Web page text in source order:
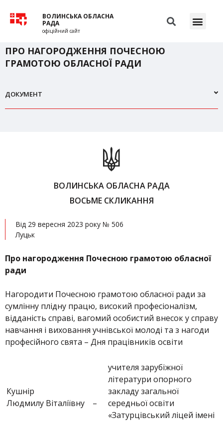
ВОЛИНСЬКА ОБЛАСНА
РАДА
офіційний сайт
ПРО НАГОРОДЖЕННЯ ПОЧЕСНОЮ
ГРАМОТОЮ ОБЛАСНОЇ РАДИ
ДОКУМЕНТ
ВОЛИНСЬКА ОБЛАСНА РАДА
ВОСЬМЕ СКЛИКАННЯ
Від 29 вересня 2023 року № 506
Луцьк
Про нагородження Почесною грамотою обласної
ради
Нагородити Почесною грамотою обласної ради за
сумлінну плідну працю, високий професіоналізм,
відданість справі, вагомий особистий внесок у справу
навчання і виховання учнівської молоді та з нагоди
професійного свята – Дня працівників освіти
Кушнір
Людмилу Віталіївну
–
учителя зарубіжної
літератури опорного
закладу загальної
середньої освіти
«Затурцівський ліцей імені